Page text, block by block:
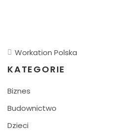
Nawigacja
wpisu
Workation Polska
KATEGORIE
Biznes
Budownictwo
Dzieci